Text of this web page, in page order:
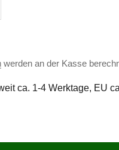
werden an der Kasse
ca. 1-4 Werktage, EU